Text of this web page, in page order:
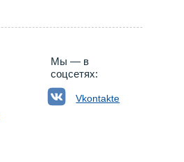
Мы — в
соцсетях:
Vkontakte